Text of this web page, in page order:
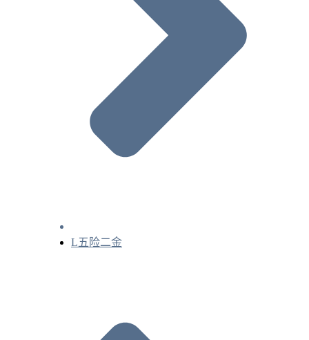
L五险二金